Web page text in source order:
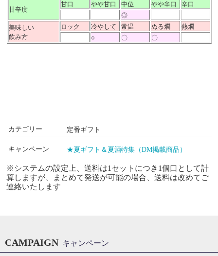
甘辛度
甘口 やや甘口 中位 やや辛口
辛口
◎
美味しい
飲み方
ロック 冷やして 常温 ぬる燗
熱燗
○
〇 〇
カテゴリー 定番ギフト
キャンペーン ★夏ギフト＆夏酒特集（DM掲載商品）
※システムの設定上、送料は1セットにつき1個口として計
算しますが、まとめて発送が可能の場合、送料は改めてご
連絡いたします
CAMPAIGN キャンペーン